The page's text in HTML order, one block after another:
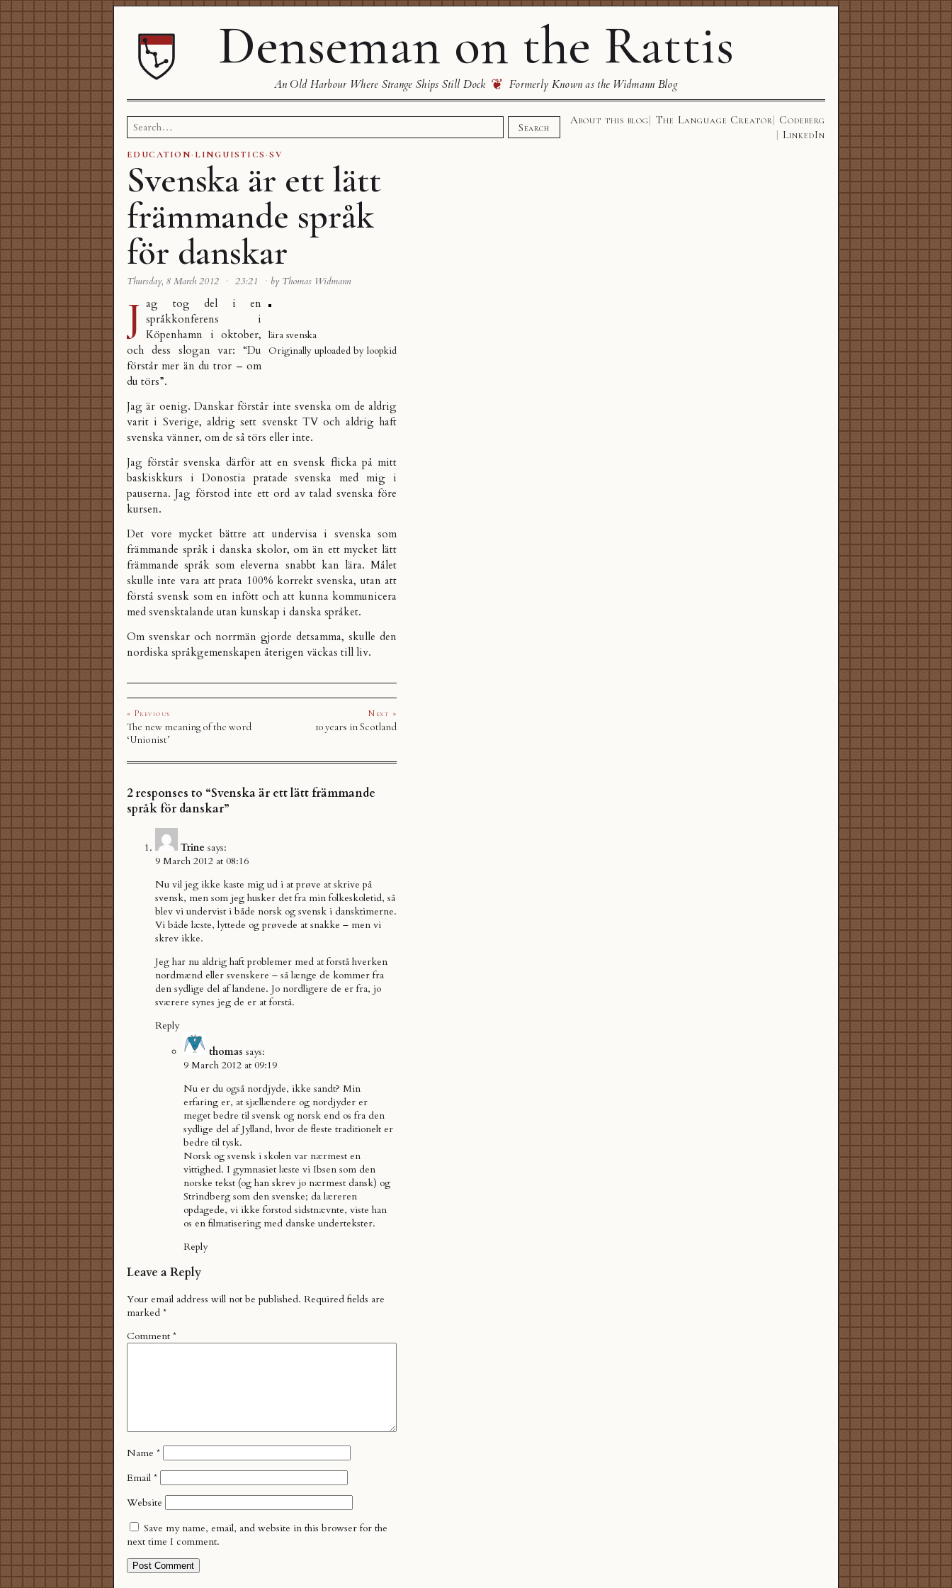
Denseman on the Rattis
An Old Harbour Where Strange Ships Still Dock ❦ Formerly Known as the Widmann Blog
Search
for:
Search
About this blog The Language Creator
Codeberg
LinkedIn
EDUCATION· LINGUISTICS ·SV
Svenska är ett lätt
främmande språk
för danskar
Thursday, 8 March 2012 · 23:21 · by Thomas Widmann
lära svenska
Originally uploaded by loopkid
J ag tog del i en
språkkonferens i
Köpenhamn i oktober,
och dess slogan var: “Du
förstår mer än du tror – om
du törs”.
Jag är oenig. Danskar förstår inte svenska om de aldrig
varit i Sverige, aldrig sett svenskt TV och aldrig haft
svenska vänner, om de så törs eller inte.
Jag förstår svenska därför att en svensk flicka på mitt
baskiskkurs i Donostia pratade svenska med mig i
pauserna. Jag förstod inte ett ord av talad svenska före
kursen.
Det vore mycket bättre att undervisa i svenska som
främmande språk i danska skolor, om än ett mycket lätt
främmande språk som eleverna snabbt kan lära. Målet
skulle inte vara att prata 100% korrekt svenska, utan att
förstå svensk som en infött och att kunna kommunicera
med svensktalande utan kunskap i danska språket.
Om svenskar och norrmän gjorde detsamma, skulle den
nordiska språkgemenskapen återigen väckas till liv.
« Previous
The new meaning of the word
‘Unionist’
Next »
10 years in Scotland
2 responses to “Svenska är ett lätt främmande
språk för danskar”
Trine says:
9 March 2012 at 08:16
Nu vil jeg ikke kaste mig ud i at prøve at skrive på
svensk, men som jeg husker det fra min folkeskoletid, så
blev vi undervist i både norsk og svensk i dansktimerne.
Vi både læste, lyttede og prøvede at snakke – men vi
skrev ikke.
Jeg har nu aldrig haft problemer med at forstå hverken
nordmænd eller svenskere – så længe de kommer fra
den sydlige del af landene. Jo nordligere de er fra, jo
sværere synes jeg de er at forstå.
Reply
thomas says:
9 March 2012 at 09:19
Nu er du også nordjyde, ikke sandt? Min
erfaring er, at sjællændere og nordjyder er
meget bedre til svensk og norsk end os fra den
sydlige del af Jylland, hvor de fleste traditionelt er
bedre til tysk.
Norsk og svensk i skolen var nærmest en
vittighed. I gymnasiet læste vi Ibsen som den
norske tekst (og han skrev jo nærmest dansk) og
Strindberg som den svenske; da læreren
opdagede, vi ikke forstod sidstnævnte, viste han
os en filmatisering med danske undertekster.
Reply
Leave a Reply
Your email address will not be published. Required fields are
marked *
Comment *
Name *
Email *
Website
Save my name, email, and website in this browser for the
next time I comment.